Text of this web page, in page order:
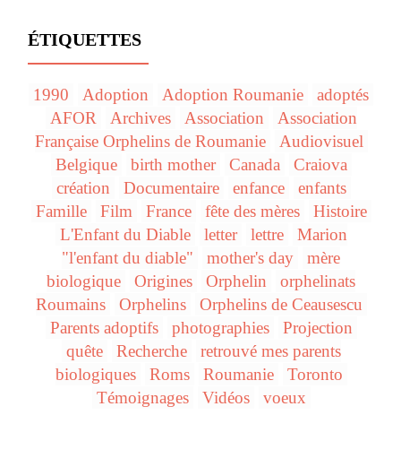
ÉTIQUETTES
1990 Adoption Adoption Roumanie
adoptés
AFOR
Archives Association
Association
Française Orphelins de Roumanie
Audiovisuel
Belgique
birth mother Canada
Craiova
création
Documentaire enfance
enfants
Famille
Film France fête des mères
Histoire
L'Enfant du Diable
letter lettre
Marion
"l'enfant du diable"
mother's day
mère
biologique
Origines Orphelin
orphelinats
Roumains
Orphelins
Orphelins de Ceausescu
Parents adoptifs
photographies
Projection
quête
Recherche
retrouvé mes parents
biologiques
Roms Roumanie
Toronto
Témoignages
Vidéos voeux